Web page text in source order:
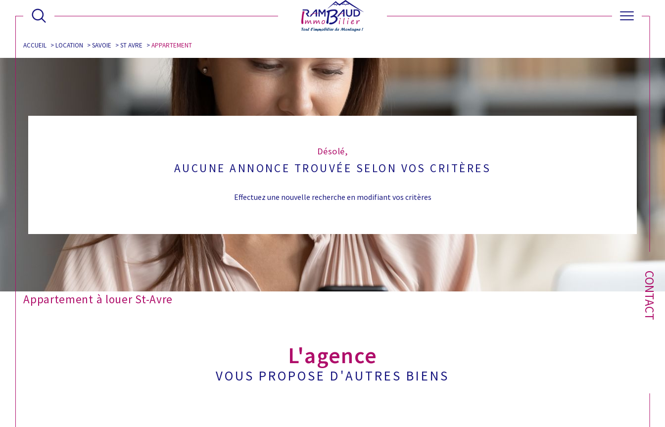
CONTACT
ACCUEIL LOCATION SAVOIE ST AVRE APPARTEMENT
Désolé,
AUCUNE ANNONCE TROUVÉE SELON VOS CRITÈRES
Effectuez une nouvelle recherche en modifiant vos critères
Appartement à louer St-Avre
L'agence
VOUS PROPOSE D'AUTRES BIENS